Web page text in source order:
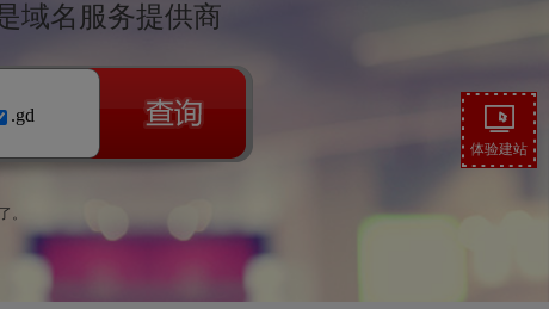
是域名服务提供商
.gd
。
体验建站